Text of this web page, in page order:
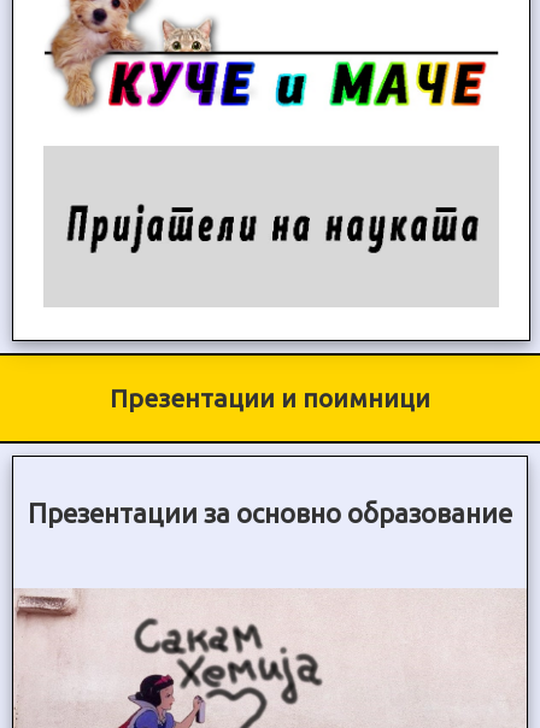
Презентации и поимници
Презентации за основно образование